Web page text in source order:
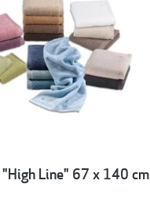
"High Line" 67 x 140 cm